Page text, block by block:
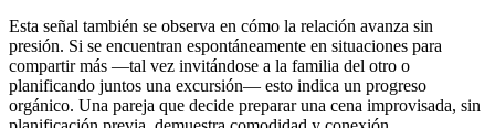
Esta señal también se observa en cómo la relación avanza sin
presión. Si se encuentran espontáneamente en situaciones para
compartir más —tal vez invitándose a la familia del otro o
planificando juntos una excursión— esto indica un progreso
orgánico. Una pareja que decide preparar una cena improvisada, sin